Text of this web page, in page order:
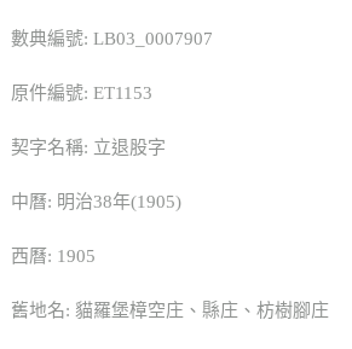
數典編號: LB03_0007907
原件編號: ET1153
契字名稱: 立退股字
中曆: 明治38年(1905)
西曆: 1905
舊地名: 貓羅堡樟空庄、縣庄、枋樹腳庄